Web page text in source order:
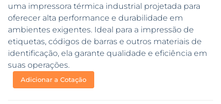
uma impressora térmica industrial projetada para
oferecer alta performance e durabilidade em
ambientes exigentes. Ideal para a impressão de
etiquetas, códigos de barras e outros materiais de
identificação, ela garante qualidade e eficiência em
suas operações.
Adicionar a Cotação